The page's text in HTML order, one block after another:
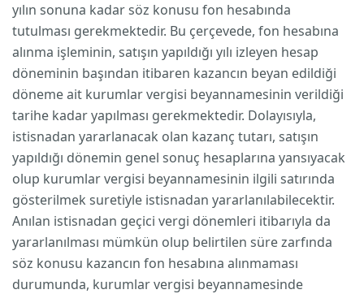
yılın sonuna kadar söz konusu fon hesabında
tutulması gerekmektedir. Bu çerçevede, fon hesabına
alınma işleminin, satışın yapıldığı yılı izleyen hesap
döneminin başından itibaren kazancın beyan edildiği
döneme ait kurumlar vergisi beyannamesinin verildiği
tarihe kadar yapılması gerekmektedir. Dolayısıyla,
istisnadan yararlanacak olan kazanç tutarı, satışın
yapıldığı dönemin genel sonuç hesaplarına yansıyacak
olup kurumlar vergisi beyannamesinin ilgili satırında
gösterilmek suretiyle istisnadan yararlanılabilecektir.
Anılan istisnadan geçici vergi dönemleri itibarıyla da
yararlanılması mümkün olup belirtilen süre zarfında
söz konusu kazancın fon hesabına alınmaması
durumunda, kurumlar vergisi beyannamesinde